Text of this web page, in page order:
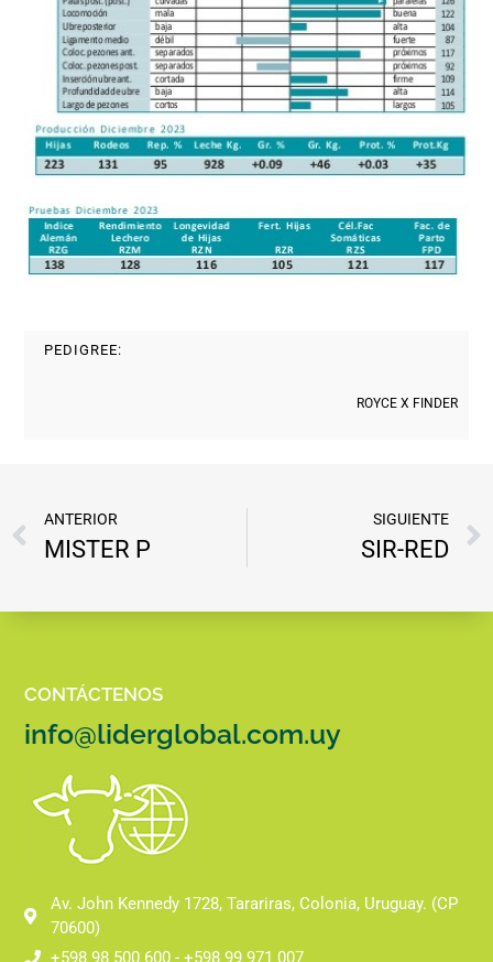
PEDIGREE:
ROYCE X FINDER
ANTERIOR
MISTER P
SIGUIENTE
SIR-RED
CONTÁCTENOS
info@liderglobal.com.uy
Av. John Kennedy 1728, Tarariras, Colonia, Uruguay. (CP
70600)
+598 98 500 600 - +598 99 971 007